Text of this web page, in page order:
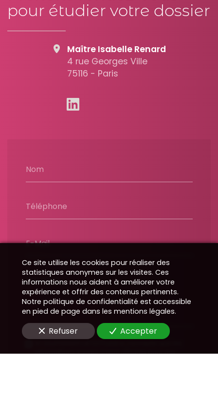
pour étudier votre dossier
Nom
Téléphone
E-Mail
Message
informations saisies soient utilisées pour me
Maître Isabelle Renard
4 rue Georges Ville
75116 - Paris
Ce site utilise les cookies pour réaliser des
statistiques anonymes sur les visites. Ces
informations nous aident à améliorer votre
expérience et offrir des contenus pertinents.
Notre politique de confidentialité est accessible
en pied de page dans les mentions légales.
Refuser Accepter